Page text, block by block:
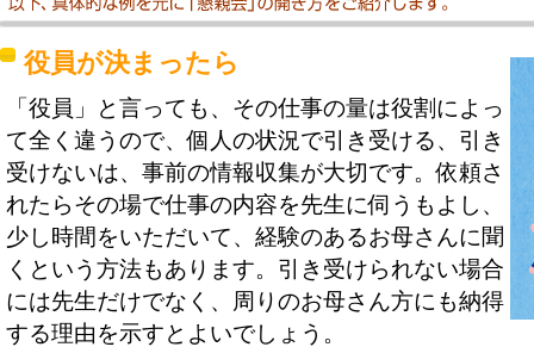
役員が決まったら
「役員」と言っても、その仕事の量は役割によっ
て全く違うので、個人の状況で引き受ける、引き
受けないは、事前の情報収集が大切です。依頼さ
れたらその場で仕事の内容を先生に伺うもよし、
少し時間をいただいて、経験のあるお母さんに聞
くという方法もあります。引き受けられない場合
には先生だけでなく、周りのお母さん方にも納得
する理由を示すとよいでしょう。